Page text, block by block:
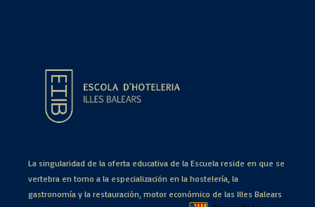
La singularidad de la oferta educativa de la Escuela reside en que se
vertebra en torno a la especialización en la hostelería, la
gastronomía y la restauración, motor económico de las Illes Balears